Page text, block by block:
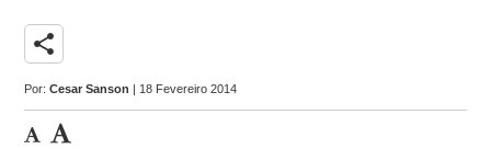
share
Por:Cesar Sanson | 18 Fevereiro 2014